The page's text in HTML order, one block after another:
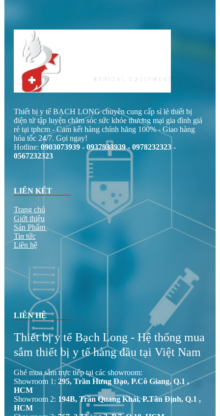
Thiết bị y tế BẠCH LONG chuyên cung cấp sỉ lẻ thiết bị
điện tử tập luyện chăm sóc sức khỏe thương mại gia đình giá
rẻ tại tphcm - Cam kết hàng chính hãng 100% - Giao hàng
hỏa tốc 24/7. Gọi ngay!
Hotline: 0903073939 - 0937933939 - 0978232323 -
0567232323
LIÊN KẾT
Trang chủ
Giới thiệu
Sản Phẩm
Tin tức
Liên hệ
LIÊN HỆ
Thiết bị y tế Bạch Long - Hệ thống mua
sắm thiết bị y tế hàng đầu tại Việt Nam
Ghé mua sắm trực tiếp tại các showroom:
Showroom 1: 295, Trần Hưng Đạo, P.Cô Giang, Q.1 ,
HCM
Showroom 2: 194B, Trần Quang Khải, P.Tân Định, Q.1 ,
HCM